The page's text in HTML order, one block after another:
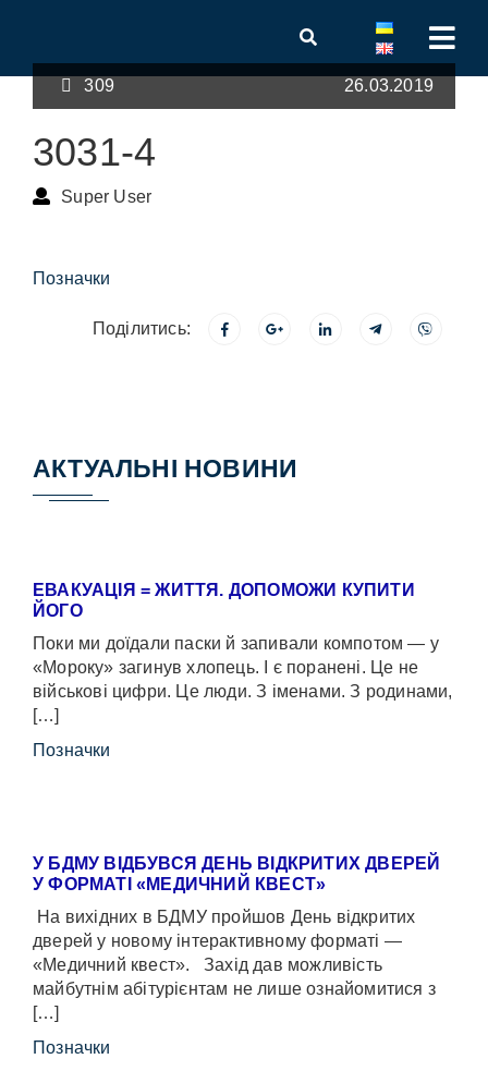
309 26.03.2019
3031-4
Super User
Позначки
Поділитись:
АКТУАЛЬНІ НОВИНИ
ЕВАКУАЦІЯ = ЖИТТЯ. ДОПОМОЖИ КУПИТИ
ЙОГО
Поки ми доїдали паски й запивали компотом — у
«Мороку» загинув хлопець. І є поранені. Це не
військові цифри. Це люди. З іменами. З родинами,
[…]
Позначки
У БДМУ ВІДБУВСЯ ДЕНЬ ВІДКРИТИХ ДВЕРЕЙ
У ФОРМАТІ «МЕДИЧНИЙ КВЕСТ»
На вихідних в БДМУ пройшов День відкритих
дверей у новому інтерактивному форматі —
«Медичний квест». Захід дав можливість
майбутнім абітурієнтам не лише ознайомитися з
[…]
Позначки